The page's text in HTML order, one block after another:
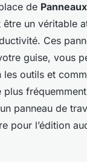
de
être un véritable
Ces
guise, vous
les outils et
panneau de
pour l’édition